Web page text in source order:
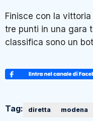
Finisce con la
tre punti in una gara
classifica sono un
Tag: diretta modena